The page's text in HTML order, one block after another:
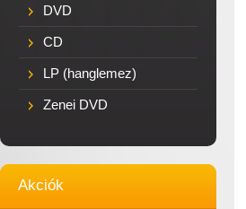
DVD
CD
LP (hanglemez)
Zenei DVD
Akciók